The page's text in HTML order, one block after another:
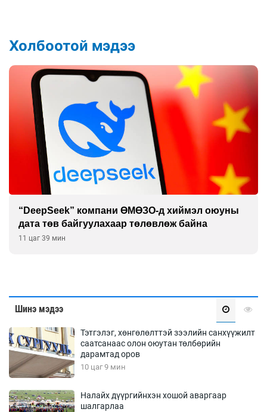
Холбоотой мэдээ
“DeepSeek” компани ӨМӨЗО-д хиймэл оюуны
дата төв байгуулахаар төлөвлөж байна
11 цаг 39 мин
Шинэ мэдээ
Тэтгэлэг, хөнгөлөлттэй зээлийн санхүүжилт
саатсанаас олон оюутан төлбөрийн
дарамтад оров
10 цаг 9 мин
Налайх дүүргийнхэн хошой аваргаар
шалгарлаа